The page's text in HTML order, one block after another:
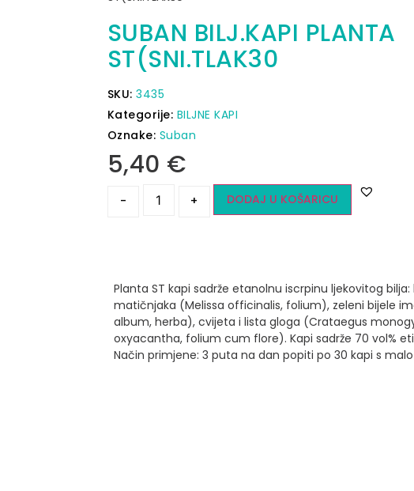
SUBAN BILJ.KAPI PLANTA
ST(SNI.TLAK30
SKU: 3435
Kategorije: BILJNE KAPI
Oznake: Suban
5,40 €
- + DODAJ U KOŠARICU
Planta ST kapi sadrže etanolnu iscrpinu ljekovitog bilja:
matičnjaka (Melissa officinalis, folium), zeleni bijele
album, herba), cvijeta i lista gloga (Crataegus
oxyacantha, folium cum flore). Kapi sadrže 70 vol%
Način primjene: 3 puta na dan popiti po 30 kapi s